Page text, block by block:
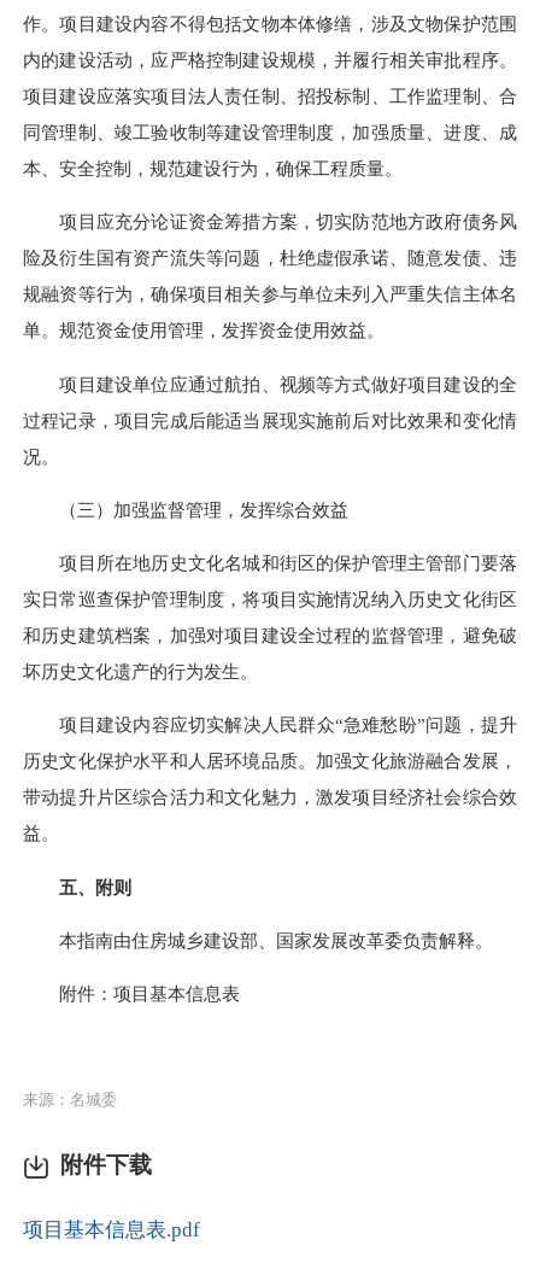
作。项目建设内容不得包括文物本体修缮，涉及文物保护范围
内的建设活动，应严格控制建设规模，并履行相关审批程序。
项目建设应落实项目法人责任制、招投标制、工作监理制、合
同管理制、竣工验收制等建设管理制度，加强质量、进度、成
本、安全控制，规范建设行为，确保工程质量。
项目应充分论证资金筹措方案，切实防范地方政府债务风
险及衍生国有资产流失等问题，杜绝虚假承诺、随意发债、违
规融资等行为，确保项目相关参与单位未列入严重失信主体名
单。规范资金使用管理，发挥资金使用效益。
项目建设单位应通过航拍、视频等方式做好项目建设的全
过程记录，项目完成后能适当展现实施前后对比效果和变化情
况。
（三）加强监督管理，发挥综合效益
项目所在地历史文化名城和街区的保护管理主管部门要落
实日常巡查保护管理制度，将项目实施情况纳入历史文化街区
和历史建筑档案，加强对项目建设全过程的监督管理，避免破
坏历史文化遗产的行为发生。
项目建设内容应切实解决人民群众“急难愁盼”问题，提升
历史文化保护水平和人居环境品质。加强文化旅游融合发展，
带动提升片区综合活力和文化魅力，激发项目经济社会综合效
益。
五、附则
本指南由住房城乡建设部、国家发展改革委负责解释。
附件：项目基本信息表
来源：名城委
附件下载
项目基本信息表.pdf